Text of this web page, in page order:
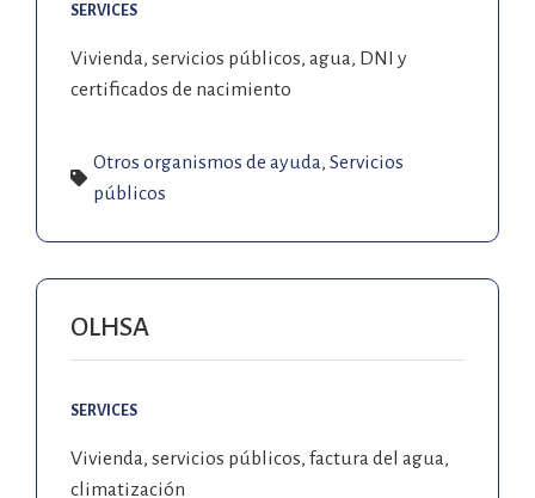
SERVICES
Vivienda, servicios públicos, agua, DNI y
certificados de nacimiento
Otros organismos de ayuda, Servicios
públicos
OLHSA
SERVICES
Vivienda, servicios públicos, factura del agua,
climatización